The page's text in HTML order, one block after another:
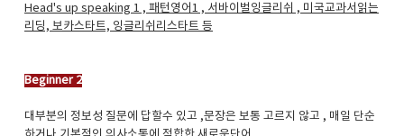
Head's up speaking 1 , 패턴영어1 , 서바이벌잉글리쉬 , 미국교과서읽는
리딩, 보카스타트, 잉글리쉬리스타트 등
Beginner 2
대부분의 정보성 질문에 답할수 있고 ,문장은 보통 고르지 않고 , 매일 단순